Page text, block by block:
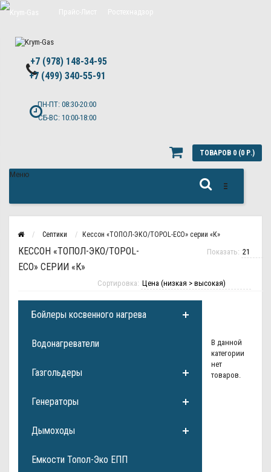
Политика конфиденциальности
+7 (978) 148-34-95
+7 (499) 340-55-91 ​
ПН-ПТ: 08:30-20:00
СБ-ВС: 10:00-18:00
ТОВАРОВ 0 (0 Р.)
Меню
Септики Кессон «ТОПОЛ-ЭКО/TOPOL-ECO» серии «К»
КЕССОН «ТОПОЛ-ЭКО/TOPOL-
ECO» СЕРИИ «К»
Показать:
Сортировка:
Бойлеры косвенного нагрева
Водонагреватели
Газгольдеры
Генераторы
Дымоходы
Емкости Топол-Эко ЕПП
В данной
категории
нет
товаров.